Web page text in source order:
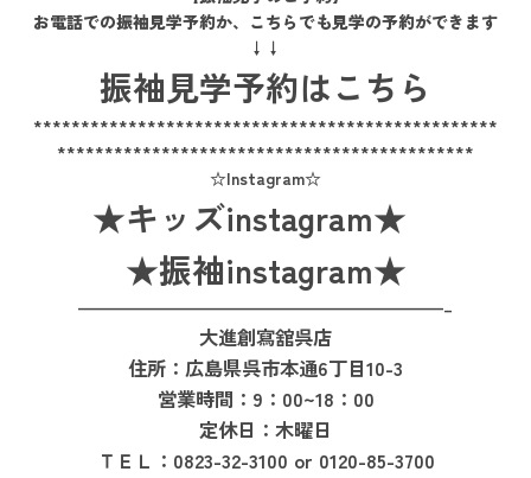
お電話での振袖見学予約か、こちらでも見学の予約ができます
↓↓
振袖見学予約はこちら
*************************************************
********************************************
☆Instagram☆
★キッズinstagram★
★振袖instagram★
——————————————————————–
大進創寫舘呉店
住所：広島県呉市本通6丁目10-3
営業時間：9：00~18：00
定休日：木曜日
ＴＥＬ：0823-32-3100 or 0120-85-3700